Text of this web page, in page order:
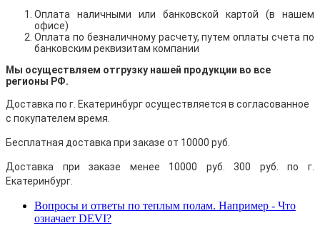
Оплата наличными или банковской картой (в нашем
офисе)
Оплата по безналичному расчету, путем оплаты счета по
банковским реквизитам компании
Мы осуществляем отгрузку нашей продукции во все
регионы РФ.
Доставка по г. Екатеринбург осуществляется в согласованное
с покупателем время.
Бесплатная доставка при заказе от 10000 руб.
Доставка при заказе менее 10000 руб. 300 руб. по г.
Екатеринбург.
Вопросы и ответы по теплым полам. Например - Что
означает DEVI?